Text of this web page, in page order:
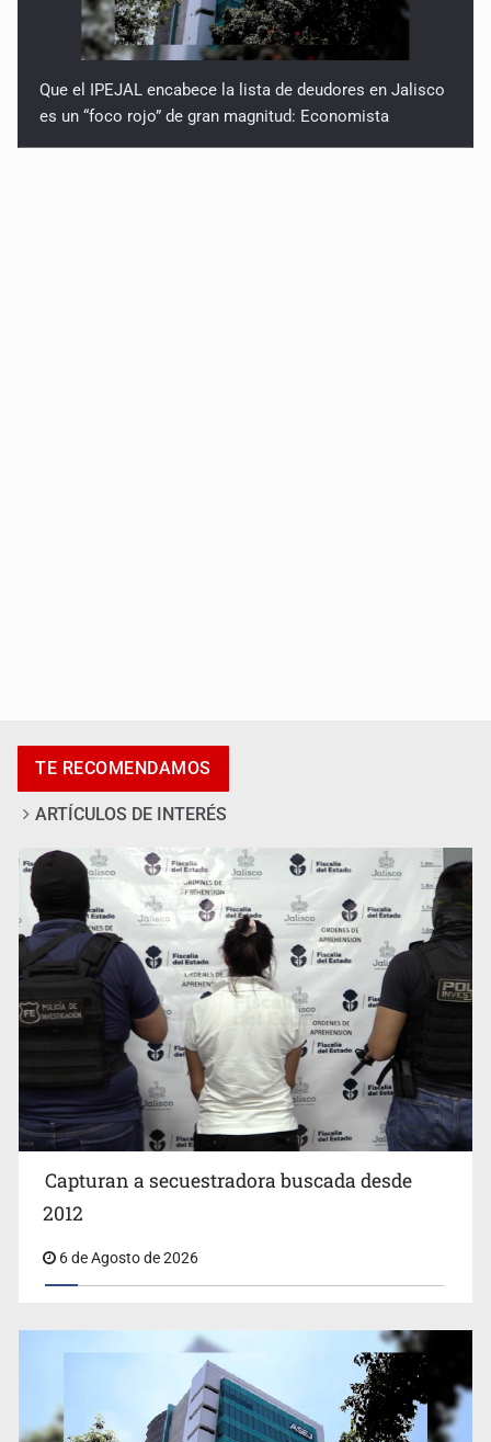
Que el IPEJAL encabece la lista de deudores en Jalisco
es un “foco rojo” de gran magnitud: Economista
Vecinos de Mirador de San Isidro denuncian tala; IJALVI
lo niega
EUA investiga salmonela en jalapeños mexicanos
Proponen consulta popular por desarrollo de vivienda
en Mirador de San Isidro
TE RECOMENDAMOS
ARTÍCULOS DE INTERÉS
Capturan a secuestradora buscada desde
2012
6 de Agosto de 2026